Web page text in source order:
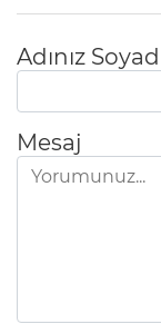
Adınız
Mesaj